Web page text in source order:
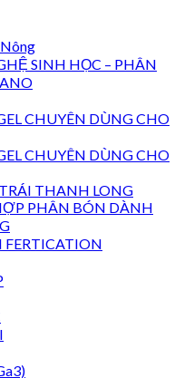
SINH HỌC – PHÂN
CHUYÊN DÙNG CHO
CHUYÊN DÙNG CHO
THANH LONG
PHÂN BÓN DÀNH